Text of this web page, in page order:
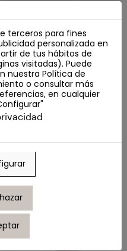
Marta Masi Eyeliner
Pencil – Precisión
Infinita Y Color Intenso
(50mg) - Tono BLACK
Línea Maquillaje Marta Masi y
Accesorios
9,90 €
Añadir al carrito
terceros para fines
personalizada en
de tus hábitos de
visitadas). Puede
nuestra Política de
o consultar más
en cualquier